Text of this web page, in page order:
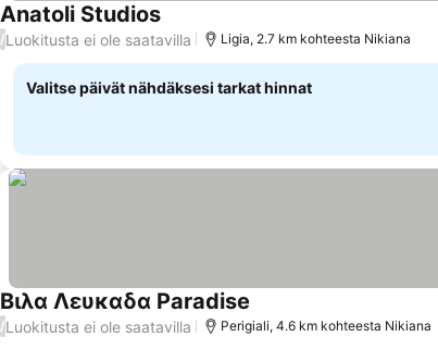
Anatoli StudiosKatso hinnat
/Luokitusta ei ole saatavilla Ligia, 2.7 km kohteesta Nikiana
Valitse päivät nähdäksesi tarkat hinnat
Βιλα Λευκαδα Paradise
/Luokitusta ei ole saatavilla Perigiali, 4.6 km kohteesta Nikiana